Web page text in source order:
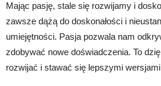
Mając pasję, stale się rozwijamy i
zawsze dążą do doskonałości i
umiejętności. Pasja pozwala nam
zdobywać nowe doświadczenia. To
rozwijać i stawać się lepszymi